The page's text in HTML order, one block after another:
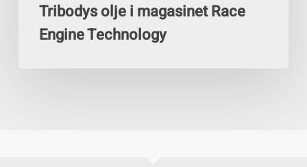
Tribodys olje i magasinet Race
Engine Technology